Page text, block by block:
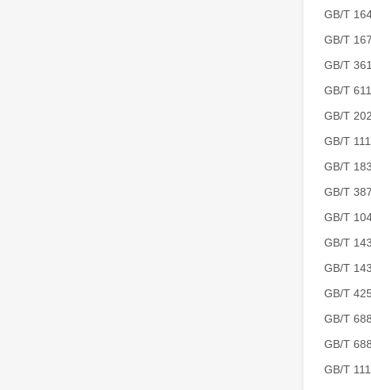
GB/T
GB/T
GB/T
GB/T
GB/T
GB/T
GB/T
GB/T
GB/T
GB/T
GB/T
GB/T
GB/T
GB/T
GB/T